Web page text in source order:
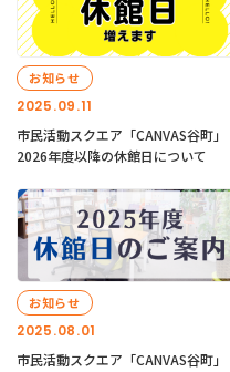
2025.09.11
お知らせ
市民活動スクエア「CANVAS谷町」
2026年度以降の休館日について
2025.08.01
お知らせ
市民活動スクエア「CANVAS谷町」